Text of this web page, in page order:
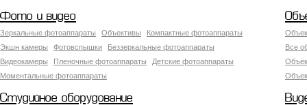
Фото и видео
Зеркальные фотоаппараты Объективы
Компактные фотоаппараты
Экшн камеры
Фотовспышки
Беззеркальные фотоаппараты
Видеокамеры
Пленочные фотоаппараты
Детские фотоаппараты
Моментальные фотоаппараты
Все
Студийное оборудование